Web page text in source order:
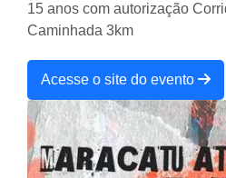
15 anos com autorização
Caminhada 3km
Acesse o site do evento